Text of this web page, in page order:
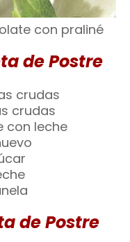
con praliné
de Postre
crudas
crudas
con leche
de Postre